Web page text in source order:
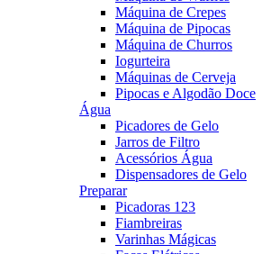
Máquina de Crepes
Máquina de Pipocas
Máquina de Churros
Iogurteira
Máquinas de Cerveja
Pipocas e Algodão Doce
Água
Picadores de Gelo
Jarros de Filtro
Acessórios Água
Dispensadores de Gelo
Preparar
Picadoras 123
Fiambreiras
Varinhas Mágicas